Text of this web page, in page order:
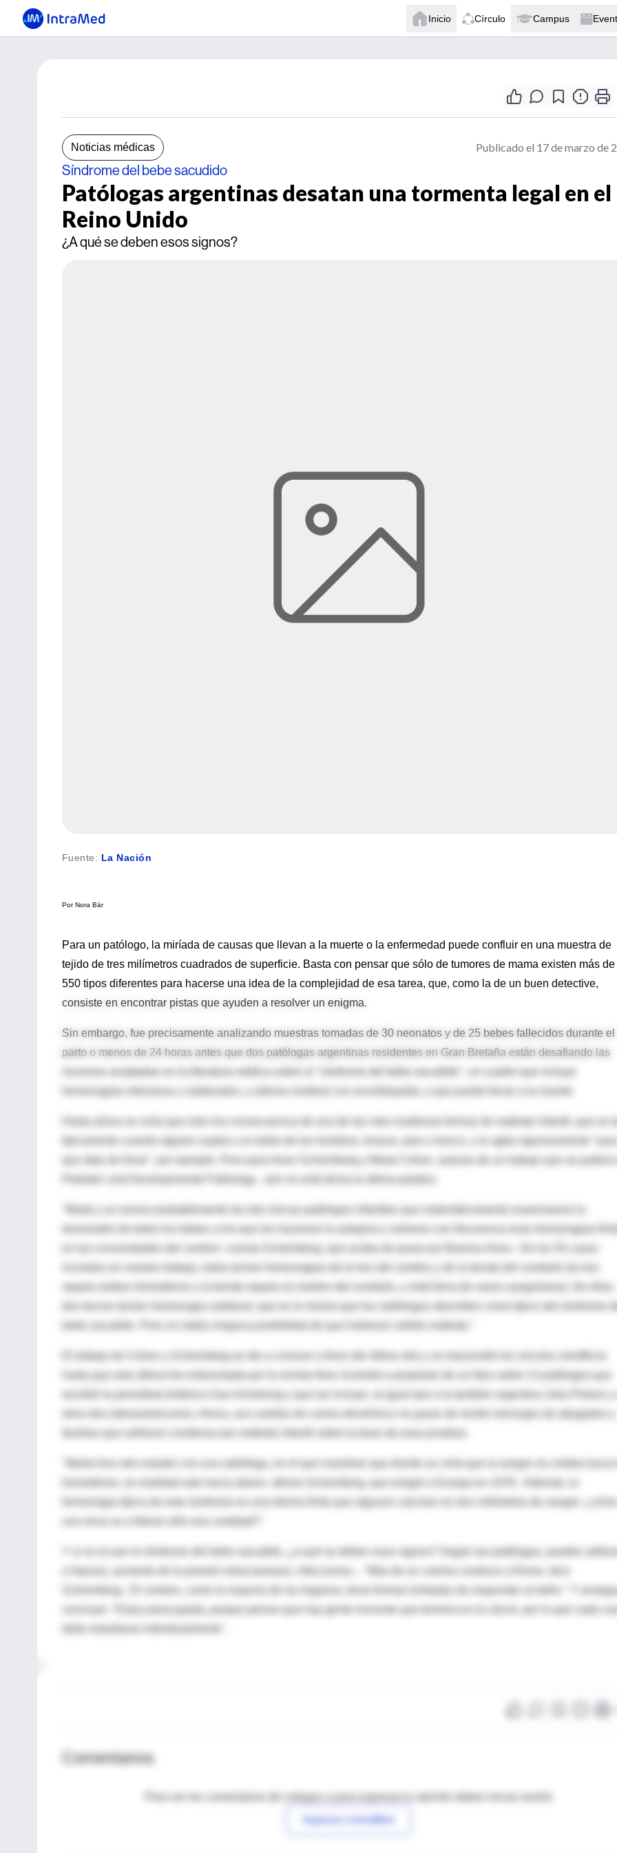
Inicio Círculo Campus
Noticias médicas Publicado el 17 de marzo de
Síndrome del bebe sacudido
Patólogas argentinas desatan una tormenta legal en el
Reino Unido
¿A qué se deben esos signos?
Fuente: La Nación
Por Nora Bär
Para un patólogo, la miríada de causas que llevan a la muerte o la enfermedad puede confluir en una muestra de
tejido de tres milímetros cuadrados de superficie. Basta con pensar que sólo de tumores de mama existen más de
550 tipos diferentes para hacerse una idea de la complejidad de esa tarea, que, como la de un buen detective,
consiste en encontrar pistas que ayuden a resolver un enigma.
Sin embargo, fue precisamente analizando muestras tomadas de 30 neonatos y de 25 bebes fallecidos durante el
parto o menos de 24 horas antes que dos patólogas argentinas residentes en Gran Bretaña están desafiando las
nociones aceptadas en la literatura médica sobre el "síndrome del bebe sacudido", un cuadro que incluye
hemorragias retinianas y subdurales, y edema cerebral con encefalopatía, y que puede llevar a la muerte.
típicamente cuando alguien sujeta a un bebe de los hombros, brazos, pies o tronco, y lo agita vigorosamente "para
Pediatric and Developmental Pathology , aún no está dicha la última palabra.
"Marta y yo somos probablemente las dos únicas patólogas infantiles que sistemáticamente examinamos la
duramadre de todos los bebes a los que les hacemos la autopsia y veíamos con frecuencia esas hemorragias
incluidos en nuestro trabajo, todos tenían hemorragias de la hoz del cerebro y de la tienda del cerebelo (la hoz
separa ambos hemisferios y la tienda separa al cerebro del cerebelo, y está llena de vasos sanguíneos). De ellos,
dos tercios tenían hemorragia subdural, que es lo mismo que los radiólogos describen como típico del síndrome
bebe sacudido. Pero no había ninguna posibilidad de que hubieran sufrido maltrato."
hasta que esta última fue entrevistada por la revista New Scientist a propósito de un libro sobre 13 patólogos que
escribió la periodista británica Sue Armstrong y que las incluye, al igual que a la también argentina Julia Polack y a
otros dos latinoamericanos. Ahora, sus casillas de correo electrónico no paran de recibir mensajes de abogados y
"Marta hizo otro estudio con una radióloga, en el que muestran que donde se creía que la sangre se colaba hacia
hemisferios, en realidad sale hacia afuera -afirma Scheimberg, que emigró a Europa en 1976-. Además, la
hemorragia típica de este síndrome es una lámina finita que algunos calculan en dos milímetros de sangre: ¿cómo
Y si no es por el síndrome del bebe sacudido, ¿a qué se deben esos signos? Según las patólogas, pueden
Scheimberg-. El cerebro, como la mayoría de los órganos, tiene formas limitadas de responder al daño." Y
concluye: "Estoy preocupada, porque pienso que hay gente inocente que termina en la cárcel, por lo que cada
Comentarios
Para ver los comentarios de colegas o para expresar tu opinión debes iniciar sesión
Ingresar a IntraMed